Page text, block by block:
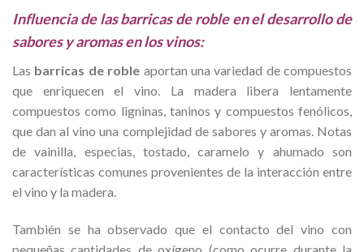
Influencia de las barricas de roble en el desarrollo de
sabores y aromas en los vinos:
Las barricas de roble aportan una variedad de compuestos
que enriquecen el vino. La madera libera lentamente
compuestos como ligninas, taninos y compuestos fenólicos,
que dan al vino una complejidad de sabores y aromas. Notas
de vainilla, especias, tostado, caramelo y ahumado son
características comunes provenientes de la interacción entre
el vino y la madera.
También se ha observado que el contacto del vino con